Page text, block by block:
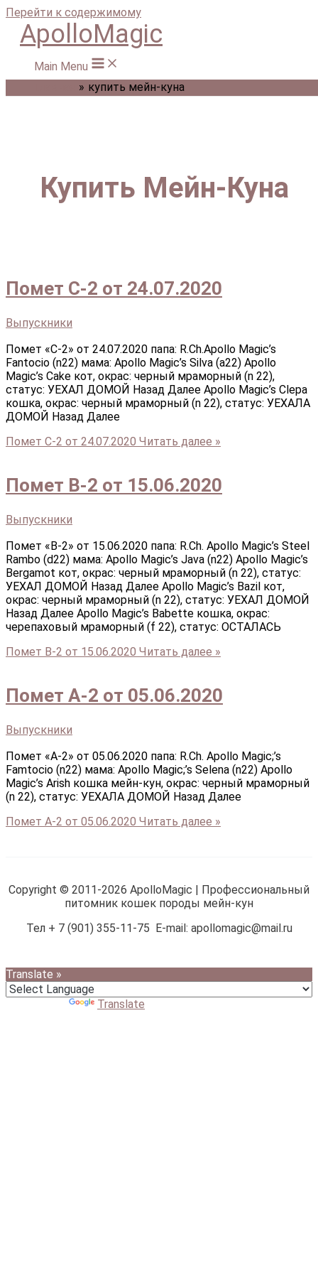
Перейти к содержимому
ApolloMagic
Main Menu
купить мейн-куна
Купить Мейн-Куна
Помет С-2 от 24.07.2020
Выпускники
Помет «С-2» от 24.07.2020 папа: R.Ch.Apollo Magic’s
Fantocio (n22) мама: Apollo Magic’s Silva (a22) Apollo
Magic’s Cake кот, окрас: черный мраморный (n 22),
статус: УЕХАЛ ДОМОЙ Назад Далее Apollo Magic’s Clepa
кошка, окрас: черный мраморный (n 22), статус: УЕХАЛА
ДОМОЙ Назад Далее
Помет С-2 от 24.07.2020 Читать далее »
Помет В-2 от 15.06.2020
Выпускники
Помет «В-2» от 15.06.2020 папа: R.Ch. Apollo Magic’s Steel
Rambo (d22) мама: Apollo Magic’s Java (n22) Apollo Magic’s
Bergamot кот, окрас: черный мраморный (n 22), статус:
УЕХАЛ ДОМОЙ Назад Далее Apollo Magic’s Bazil кот,
окрас: черный мраморный (n 22), статус: УЕХАЛ ДОМОЙ
Назад Далее Apollo Magic’s Babette кошка, окрас:
черепаховый мраморный (f 22), статус: ОСТАЛАСЬ
Помет В-2 от 15.06.2020 Читать далее »
Помет А-2 от 05.06.2020
Выпускники
Помет «А-2» от 05.06.2020 папа: R.Ch. Apollo Magic;’s
Famtocio (n22) мама: Apollo Magic;’s Selena (n22) Apollo
Magic’s Arish кошка мейн-кун, окрас: черный мраморный
(n 22), статус: УЕХАЛА ДОМОЙ Назад Далее
Помет А-2 от 05.06.2020 Читать далее »
Copyright © 2011-2026 ApolloMagic | Профессиональный
питомник кошек породы мейн-кун
Тел + 7 (901) 355-11-75 E-mail: apollomagic@mail.ru
Translate »
Translate